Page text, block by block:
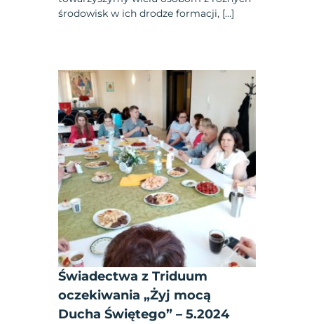
środowisk w ich drodze formacji, […]
Świadectwa z Triduum
oczekiwania „Żyj mocą
Ducha Świętego” – 5.2024